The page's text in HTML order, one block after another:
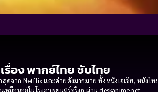
อง พากย์ไทย ซับไทย
จาก Netflix และค่ายดังมากมาย ทั้ง หนังเอเชีย, หนังไท
มือนอยู่ในโรงภาพยนตร์จริงๆ ผ่าน deskanime.net